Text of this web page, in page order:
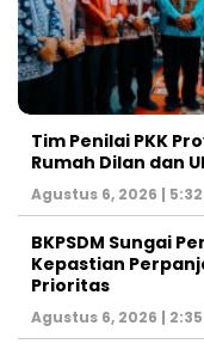
Tim Penilai PKK
Rumah Dilan dan
Agustus 6, 2026 |
BKPSDM Sungai
Kepastian
Prioritas
Agustus 6, 2026 |